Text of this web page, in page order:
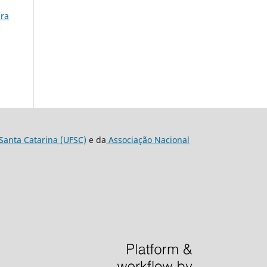
Catarina (UFSC) e da Associação Nacional